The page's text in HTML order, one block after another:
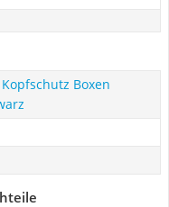
Kopfschutz Boxen